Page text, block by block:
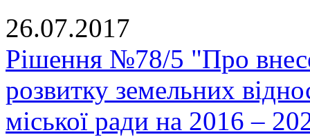
26.07.2017
Рішення №78/5 "Про
розвитку земельних
міської ради на 2016 –